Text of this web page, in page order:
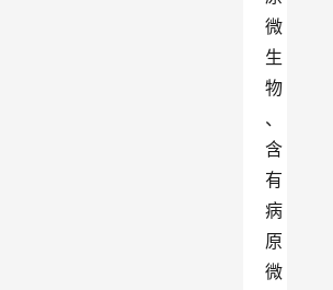
微
生
物
、
含
有
病
原
微